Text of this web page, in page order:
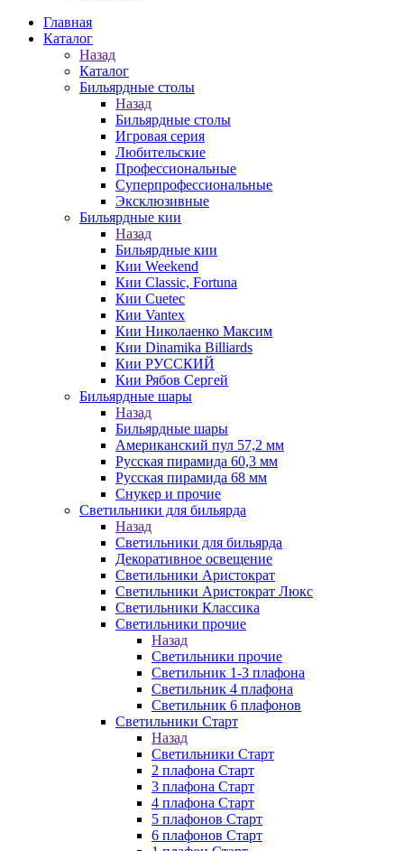
Главная
Каталог
Назад
Каталог
Бильярдные столы
Назад
Бильярдные столы
Игровая серия
Любительские
Профессиональные
Суперпрофессиональные
Эксклюзивные
Бильярдные кии
Назад
Бильярдные кии
Кии Weekend
Кии Classic, Fortuna
Кии Cuetec
Кии Vantex
Кии Николаенко Максим
Кии Dinamika Billiards
Кии РУССКИЙ
Кии Рябов Сергей
Бильярдные шары
Назад
Бильярдные шары
Американский пул 57,2 мм
Русская пирамида 60,3 мм
Русская пирамида 68 мм
Снукер и прочие
Светильники для бильярда
Назад
Светильники для бильярда
Декоративное освещение
Светильники Аристократ
Светильники Аристократ Люкс
Светильники Классика
Светильники прочие
Назад
Светильники прочие
Светильник 1-3 плафона
Светильник 4 плафона
Светильник 6 плафонов
Светильники Старт
Назад
Светильники Старт
2 плафона Старт
3 плафона Старт
4 плафона Старт
5 плафонов Старт
6 плафонов Старт